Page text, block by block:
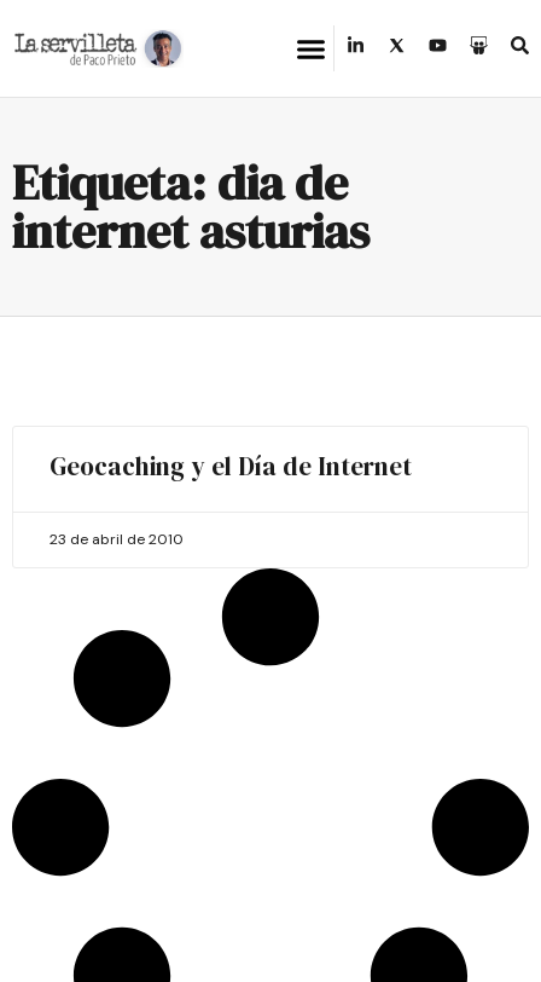
Etiqueta: dia de
internet asturias
Geocaching y el Día de Internet
23 de abril de 2010